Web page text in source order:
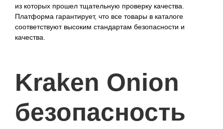
из которых прошел тщательную проверку качества.
Платформа гарантирует, что все товары в каталоге
соответствуют высоким стандартам безопасности и
качества.
Kraken Onion
безопасность